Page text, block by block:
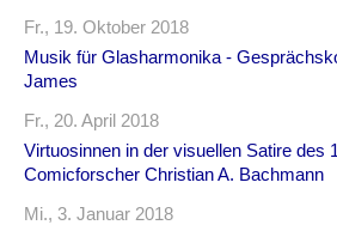
Fr., 19. Oktober 2018
Musik für Glasharmonika -
James
Fr., 20. April 2018
Virtuosinnen in der visuellen Satire des
Comicforscher Christian A. Bachmann
Mi., 3. Januar 2018